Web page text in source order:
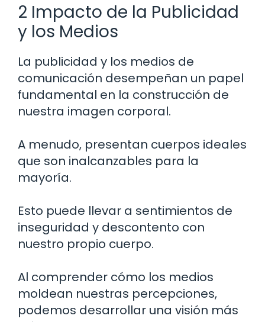
2 Impacto de la Publicidad
y los Medios
La publicidad y los medios de
comunicación desempeñan un papel
fundamental en la construcción de
nuestra imagen corporal.
A menudo, presentan cuerpos ideales
que son inalcanzables para la
mayoría.
Esto puede llevar a sentimientos de
inseguridad y descontento con
nuestro propio cuerpo.
Al comprender cómo los medios
moldean nuestras percepciones,
podemos desarrollar una visión más